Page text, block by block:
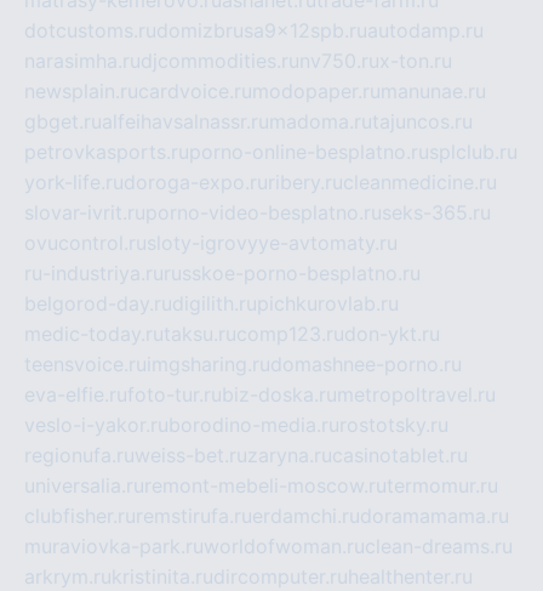
dotcustoms.rudomizbrusa9x12spb.ruautodamp.ru
narasimha.rudjcommodities.ru nv750.rux-ton.ru
newsplain.rucardvoice.ru modopaper.ru manunae.ru
gbget.rualfeihavsalnassr.ru madoma.rutajuncos.ru
petrovkasports.ruporno-online-besplatno.rusplclub.ru
york-life.rudoroga-expo.ru ribery.rucleanmedicine.ru
slovar-ivrit.ruporno-video-besplatno.ruseks-365.ru
ovucontrol.rusloty-igrovyye-avtomaty.ru
ru-industriya.ru russkoe-porno-besplatno.ru
belgorod-day.rudigilith.rupichkurovlab.ru
medic-today.rutaksu.rucomp123.rudon-ykt.ru
teensvoice.ru imgsharing.rudomashnee-porno.ru
eva-elfie.rufoto-tur.rubiz-doska.ru metropoltravel.ru
veslo-i-yakor.ruborodino-media.ru rostotsky.ru
regionufa.ruweiss-bet.ruzaryna.rucasinotablet.ru
universalia.ru remont-mebeli-moscow.rutermomur.ru
clubfisher.ru remstirufa.ruerdamchi.rudoramamama.ru
muraviovka-park.ruworldofwoman.ruclean-dreams.ru
arkrym.rukristinita.rudircomputer.ru healthenter.ru